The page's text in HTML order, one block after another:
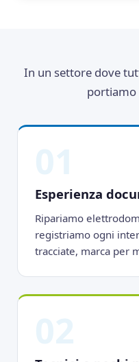
In un settore dove
portiamo
Esperienza
Ripariamo
registriamo ogni
tracciate, marca per